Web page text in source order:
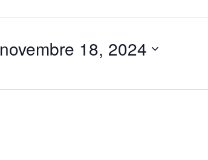
novembre 18, 2024